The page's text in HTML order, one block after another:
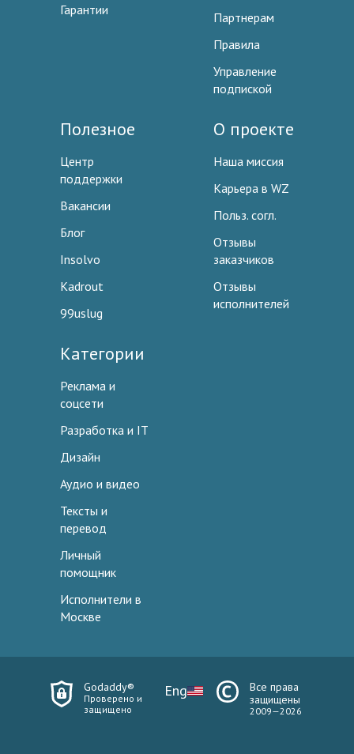
Гарантии
Партнерам
Правила
Управление
подпиской
Полезное
Центр
поддержки
Вакансии
Блог
Insolvo
Kadrout
99uslug
О проекте
Наша миссия
Карьера в WZ
Польз. согл.
Отзывы
заказчиков
Отзывы
исполнителей
Категории
Реклама и
соцсети
Разработка и IT
Дизайн
Аудио и видео
Тексты и
перевод
Личный
помощник
Исполнители в
Москве
Godaddy®
Проверено и
защищено
Eng
Все права
защищены
2009—2026